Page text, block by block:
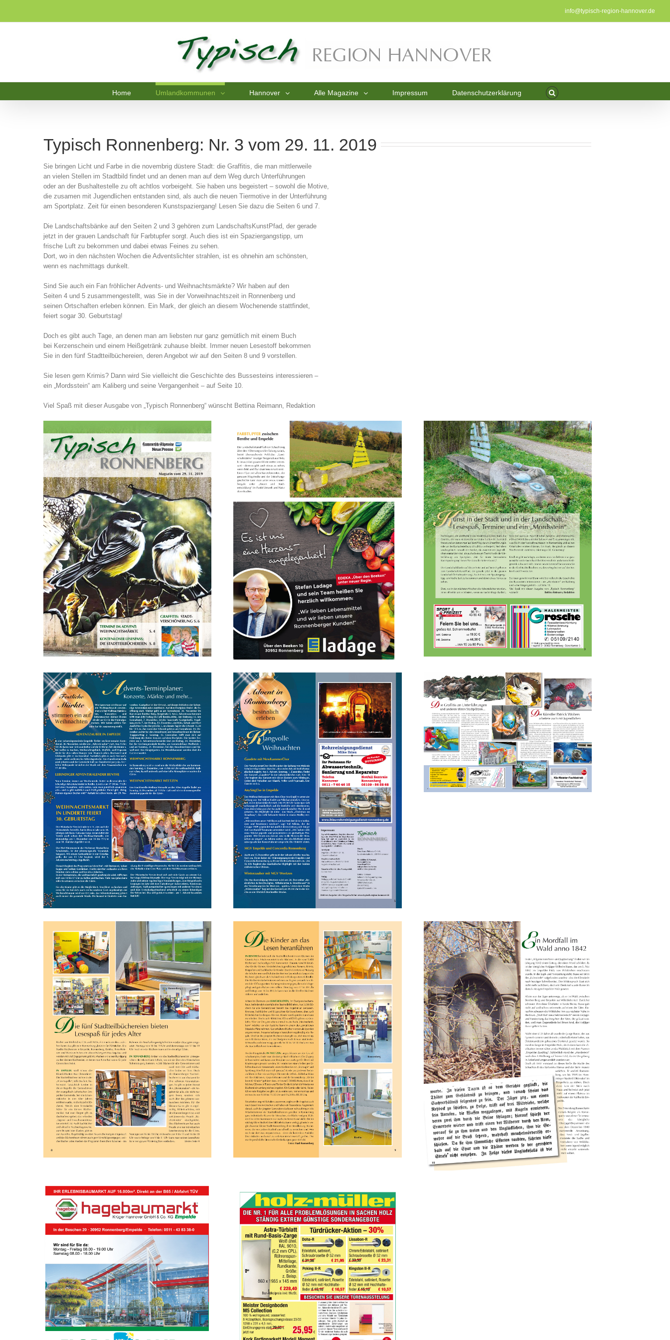
info@typisch-region-hannover.de
Home Umlandkommunen Hannover Alle Magazine Impressum Datenschutzerklärung
Typisch Ronnenberg: Nr. 3 vom 29. 11. 2019
Sie bringen Licht und Farbe in die novembrig düstere Stadt: die Graffitis, die man mittlerweile
an vielen Stellen im Stadtbild findet und an denen man auf dem Weg durch Unterführungen
oder an der Bushaltestelle zu oft achtlos vorbeigeht. Sie haben uns begeistert – sowohl die Motive,
die zusamen mit Jugendlichen entstanden sind, als auch die neuen Tiermotive in der Unterführung
am Sportplatz. Zeit für einen besonderen Kunstspaziergang! Lesen Sie dazu die Seiten 6 und 7.
Die Landschaftsbänke auf den Seiten 2 und 3 gehören zum LandschaftsKunstPfad, der gerade
jetzt in der grauen Landschaft für Farbtupfer sorgt. Auch dies ist ein Spaziergangstipp, um
frische Luft zu bekommen und dabei etwas Feines zu sehen.
Dort, wo in den nächsten Wochen die Adventslichter strahlen, ist es ohnehin am schönsten,
wenn es nachmittags dunkelt.
Sind Sie auch ein Fan fröhlicher Advents- und Weihnachtsmärkte? Wir haben auf den
Seiten 4 und 5 zusammengestellt, was Sie in der Vorweihnachtszeit in Ronnenberg und
seinen Ortschaften erleben können. Ein Mark, der gleich an diesem Wochenende stattfindet,
feiert sogar 30. Geburtstag!
Doch es gibt auch Tage, an denen man am liebsten nur ganz gemütlich mit einem Buch
bei Kerzenschein und einem Heißgetränk zuhause bleibt. Immer neuen Lesestoff bekommen
Sie in den fünf Stadtteilbüchereien, deren Angebot wir auf den Seiten 8 und 9 vorstellen.
Sie lesen gern Krimis? Dann wird Sie vielleicht die Geschichte des Bussesteins interessieren –
ein „Mordsstein“ am Kaliberg und seine Vergangenheit – auf Seite 10.
Viel Spaß mit dieser Ausgabe von „Typisch Ronnenberg“ wünscht Bettina Reimann, Redaktion